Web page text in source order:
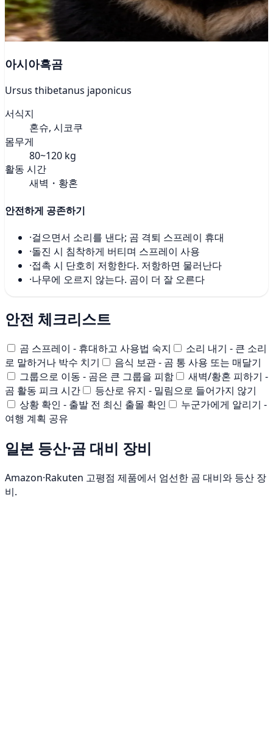
아시아흑곰
Ursus thibetanus japonicus
서식지
혼슈, 시코쿠
몸무게
80~120 kg
활동 시간
새벽・황혼
안전하게 공존하기
·걸으면서 소리를 낸다; 곰 격퇴 스프레이 휴대
·돌진 시 침착하게 버티며 스프레이 사용
·접촉 시 단호히 저항한다. 저항하면 물러난다
·나무에 오르지 않는다. 곰이 더 잘 오른다
안전 체크리스트
곰 스프레이 - 휴대하고 사용법 숙지
소리 내기 - 큰 소리
로 말하거나 박수 치기
음식 보관 - 곰 통 사용 또는 매달기
그룹으로 이동 - 곰은 큰 그룹을 피함
새벽/황혼 피하기 -
곰 활동 피크 시간
등산로 유지 - 밀림으로 들어가지 않기
상황 확인 - 출발 전 최신 출몰 확인
누군가에게 알리기 -
여행 계획 공유
일본 등산·곰 대비 장비
Amazon·Rakuten 고평점 제품에서 엄선한 곰 대비와 등산 장
비.